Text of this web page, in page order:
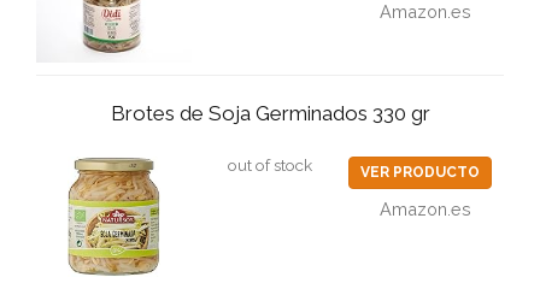
Amazon.es
Brotes de Soja Germinados 330 gr
out of stock VER PRODUCTO
Amazon.es